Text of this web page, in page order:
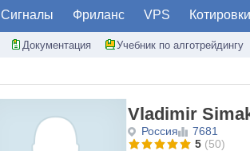
Сигналы Фриланс VPS Котировки
Документация Учебник по алготрейдингу
Vladimir
Россия
7681
5 (50)